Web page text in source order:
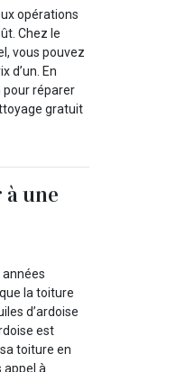
opérations
Chez le
vous pouvez
d’un. En
pour réparer
gratuit
une
années
la toiture
d’ardoise
est
toiture en
appel à